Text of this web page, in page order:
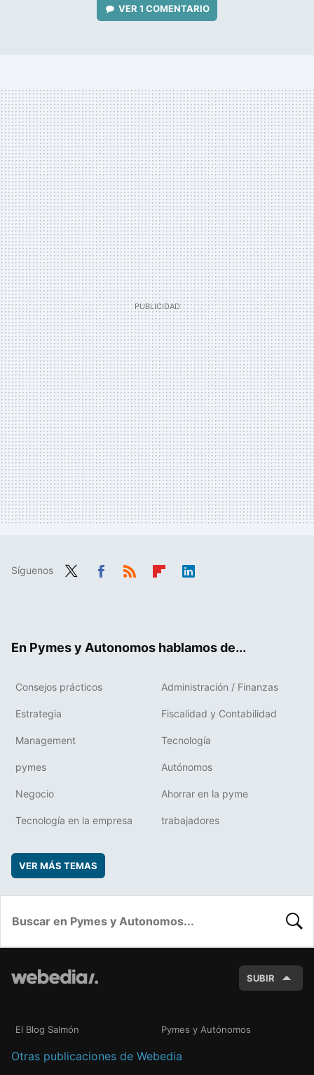
VER 1 COMENTARIO
Síguenos
En Pymes y Autonomos hablamos de...
Consejos prácticos Administración / Finanzas
Estrategia Fiscalidad y Contabilidad
Management Tecnología
pymes Autónomos
Negocio Ahorrar en la pyme
Tecnología en la empresa trabajadores
VER MÁS TEMAS
SUBIR
El Blog Salmón Pymes y Autónomos
Otras publicaciones de Webedia